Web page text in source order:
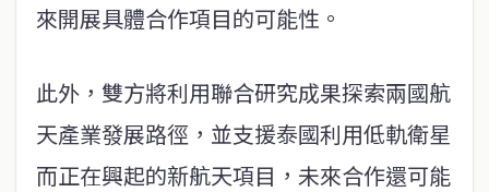
來開展具體合作項目的可能性。
此外，雙方將利用聯合研究成果探索兩國航
天產業發展路徑，並支援泰國利用低軌衛星
而正在興起的新航天項目，未來合作還可能